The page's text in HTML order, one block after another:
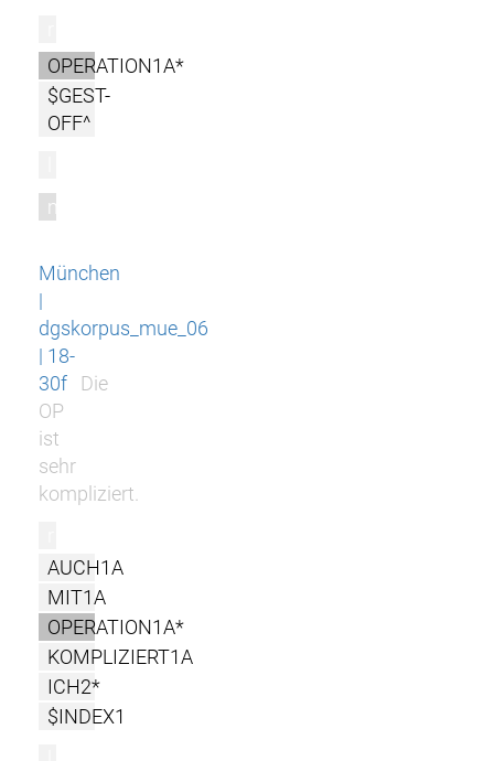
OPERATION1A*
$GEST-
OFF^
m
München
|
dgskorpus_mue_06
| 18-
30f
Die
OP
ist
sehr
kompliziert.
AUCH1A
MIT1A
OPERATION1A*
KOMPLIZIERT1A
ICH2*
$INDEX1